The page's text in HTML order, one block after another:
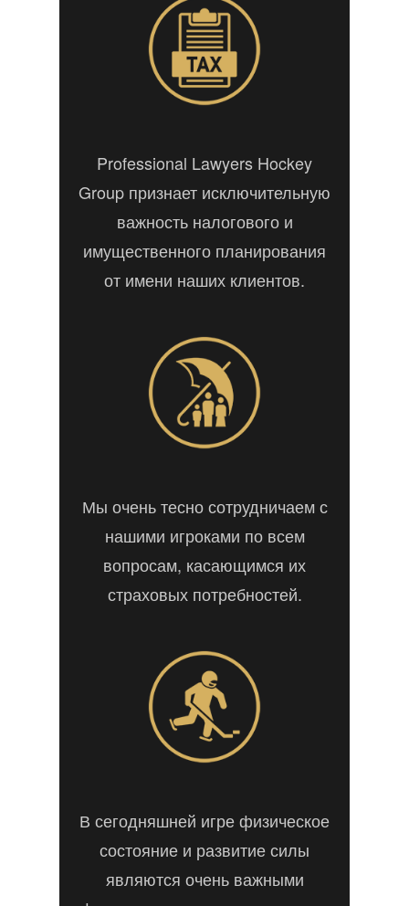
Professional Lawyers Hockey
Group признает исключительную
важность налогового и
имущественного планирования
от имени наших клиентов.
Мы очень тесно сотрудничаем с
нашими игроками по всем
вопросам, касающимся их
страховых потребностей.
В сегодняшней игре физическое
состояние и развитие силы
являются очень важными